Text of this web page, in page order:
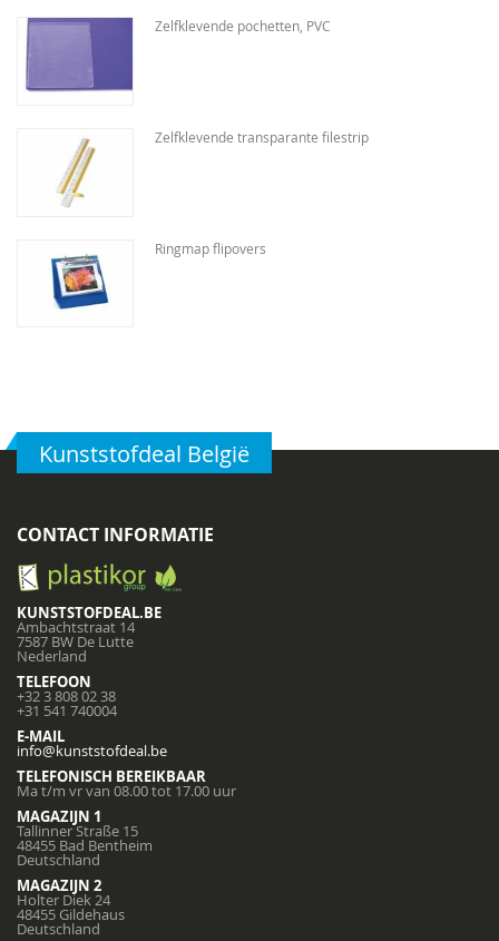
Zelfklevende pochetten, PVC
Zelfklevende transparante filestrip
Ringmap flipovers
Kunststofdeal België
CONTACT INFORMATIE
KUNSTSTOFDEAL.BE
Ambachtstraat 14
7587 BW De Lutte
Nederland
TELEFOON
+32 3 808 02 38
+31 541 740004
E-MAIL
info@kunststofdeal.be
TELEFONISCH BEREIKBAAR
Ma t/m vr van 08.00 tot 17.00 uur
MAGAZIJN 1
Tallinner Straße 15
48455 Bad Bentheim
Deutschland
MAGAZIJN 2
Holter Diek 24
48455 Gildehaus
Deutschland